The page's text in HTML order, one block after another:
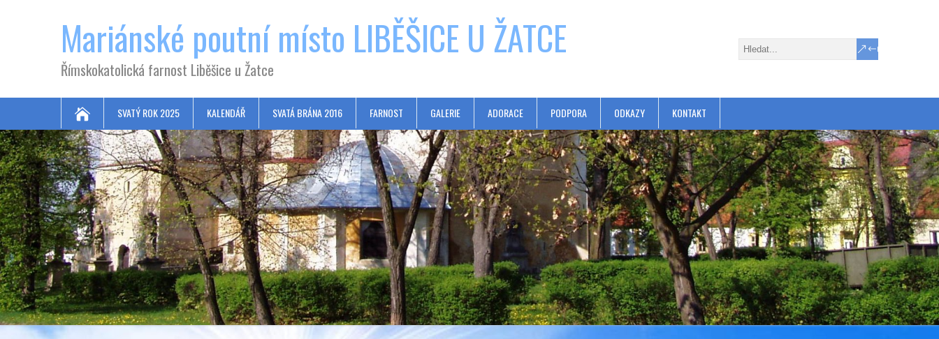
Mariánské poutní místo LIBĚŠICE U ŽATCE
Římskokatolická farnost Liběšice u Žatce
SVATÝ ROK 2025 KALENDÁŘ SVATÁ BRÁNA 2016 FARNOST GALERIE ADORACE PODPORA ODKAZY KONTAKT